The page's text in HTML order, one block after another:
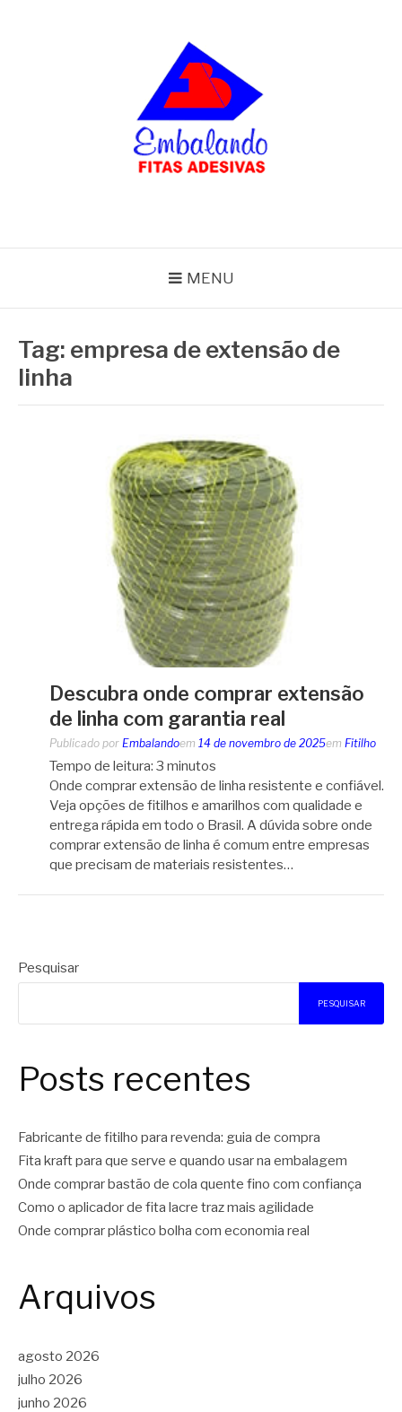
MENU
Tag: empresa de extensão de
linha
Descubra onde comprar extensão
de linha com garantia real
Publicado por Embalandoem 14 de novembro de 2025em Fitilho
Tempo de leitura: 3 minutos
Onde comprar extensão de linha resistente e confiável.
Veja opções de fitilhos e amarilhos com qualidade e
entrega rápida em todo o Brasil. A dúvida sobre onde
comprar extensão de linha é comum entre empresas
que precisam de materiais resistentes…
Pesquisar
PESQUISAR
Posts recentes
Fabricante de fitilho para revenda: guia de compra
Fita kraft para que serve e quando usar na embalagem
Onde comprar bastão de cola quente fino com confiança
Como o aplicador de fita lacre traz mais agilidade
Onde comprar plástico bolha com economia real
Arquivos
agosto 2026
julho 2026
junho 2026